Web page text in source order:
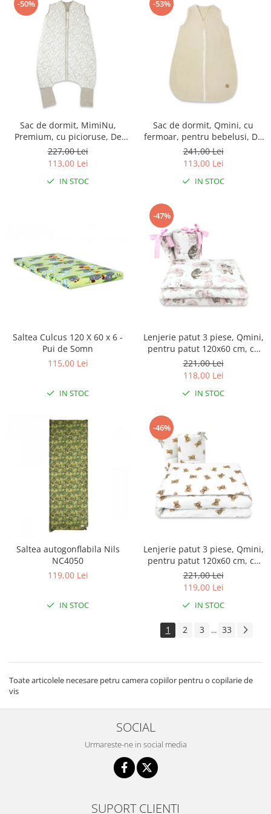
-50%
Sac de dormit, MimiNu,
Premium, cu picioruse, De
iarna, din bumbac, cu
fermoar, 103 cm, M, Meadow
227,00 Lei
113,00 Lei
IN STOC
-53%
Sac de dormit, Qmini, cu
fermoar, pentru bebelusi, De
iarna, din muselina dubla, 70
cm, Material, Warm Beige
241,00 Lei
113,00 Lei
IN STOC
Saltea Culcus 120 X 60 x 6 -
Pui de Somn
115,00 Lei
IN STOC
-47%
Lenjerie patut 3 piese, Qmini,
pentru patut 120x60 cm, cu
protectie laterala, din
bumbac, Teddy Bear and
Friends Pink
221,00 Lei
118,00 Lei
IN STOC
Saltea autogonflabila Nils
NC4050
119,00 Lei
IN STOC
-46%
Lenjerie patut 3 piese, Qmini,
pentru patut 120x60 cm, cu
protectie laterala, din
bumbac, Teddy Toys
221,00 Lei
119,00 Lei
IN STOC
1 2 3 ... 33
Toate articolele necesare petru camera copiilor pentru o copilarie de
vis
SOCIAL
Urmareste-ne in social media
SUPORT CLIENTI